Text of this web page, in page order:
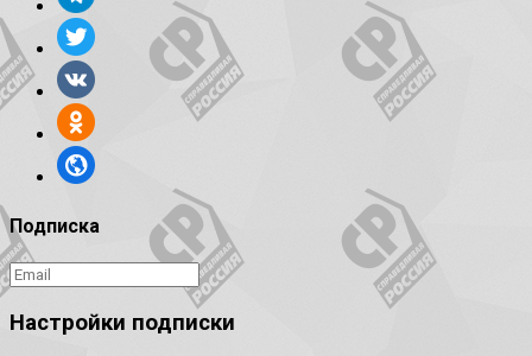
Подписка
Настройки подписки